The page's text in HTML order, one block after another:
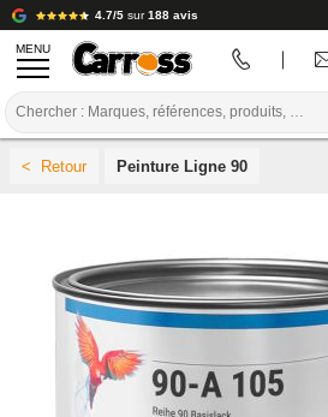
4.7/5 sur188 avis
MENU
PREPARATION / PEINTURE / FINITION
CONSOMMABLE CARROSSERIE
OUTILLAGE CARROSSERIE
Peinture Ligne 90